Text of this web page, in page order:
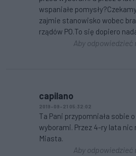
wspaniałe
zajmie stanowisko wobec
rządów PO.To się dopiero
Aby
capilano
2019-09-21 05:32:02
Ta Pani przypomniała sobie
wyborami. Przez 4-ry lata nic
Miasta.
Aby